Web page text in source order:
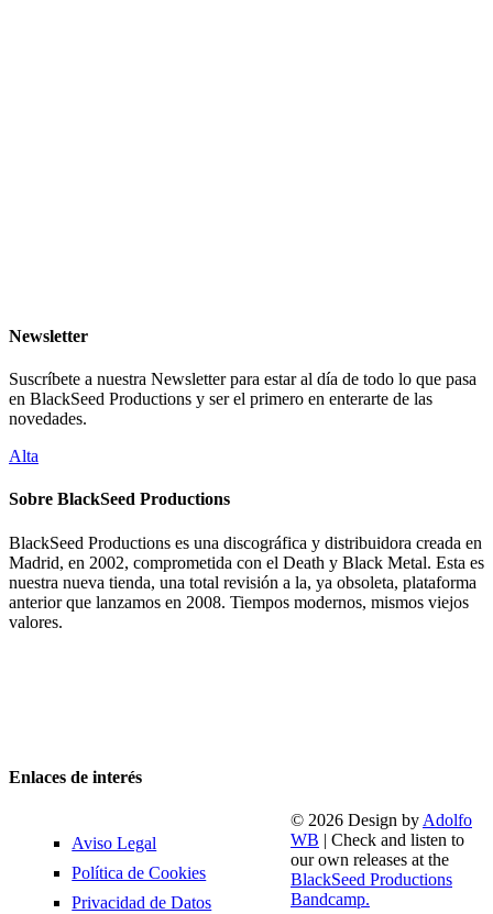
Newsletter
Suscríbete a nuestra Newsletter para estar al día de todo lo que pasa
en BlackSeed Productions y ser el primero en enterarte de las
novedades.
Alta
Sobre BlackSeed Productions
BlackSeed Productions es una discográfica y distribuidora creada en
Madrid, en 2002, comprometida con el Death y Black Metal. Esta es
nuestra nueva tienda, una total revisión a la, ya obsoleta, plataforma
anterior que lanzamos en 2008. Tiempos modernos, mismos viejos
valores.
Enlaces de interés
Aviso Legal
Política de Cookies
Privacidad de Datos
© 2026 Design by Adolfo
WB | Check and listen to
our own releases at the
BlackSeed Productions
Bandcamp.